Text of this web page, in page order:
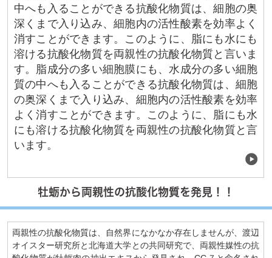
中へも入ることができる抗酸化物質は、細胞の奥
深くまで入り込み、細胞内の活性酸素を効率よく
消すことができます。このように、脂にも水にも
溶ける抗酸化物質を両親性の抗酸化物質と言いま
す。脂成分の多い細胞膜にも、水成分の多い細胞
質の中へも入ることができる抗酸化物質は、細胞
の奥深くまで入り込み、細胞内の活性酸素を効率
よく消すことができます。このように、脂にも水
にも溶ける抗酸化物質を両親性の抗酸化物質と言
います。
牡蛎から両親性の抗酸化物質を発見！！
両親性の抗酸化物質は、自然界になかなか存在しませんが、渡辺
オイスター研究所と北海道大学との共同研究で、両親性媒性の抗